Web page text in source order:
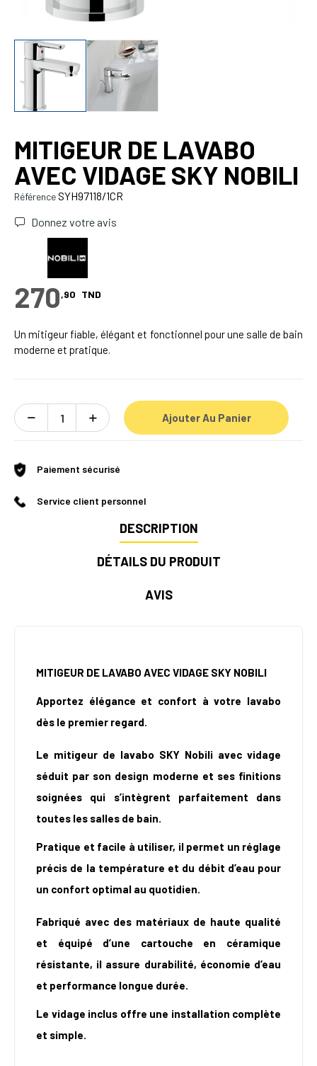
MITIGEUR DE LAVABO
AVEC VIDAGE SKY NOBILI
RéférenceSYH97118/1CR
Donnez votre avis
270,90 TND
Un mitigeur fiable, élégant et fonctionnel pour une salle de bain
moderne et pratique.
Ajouter Au Panier
Paiement sécurisé
Service client personnel
DESCRIPTION
DÉTAILS DU PRODUIT
AVIS
MITIGEUR DE LAVABO AVEC VIDAGE SKY NOBILI
Apportez élégance et confort à votre lavabo
dès le premier regard.
Le mitigeur de lavabo SKY Nobili avec vidage
séduit par son design moderne et ses finitions
soignées qui s’intègrent parfaitement dans
toutes les salles de bain.
Pratique et facile à utiliser, il permet un réglage
précis de la température et du débit d’eau pour
un confort optimal au quotidien.
Fabriqué avec des matériaux de haute qualité
et équipé d’une cartouche en céramique
résistante, il assure durabilité, économie d’eau
et performance longue durée.
Le vidage inclus offre une installation complète
et simple.